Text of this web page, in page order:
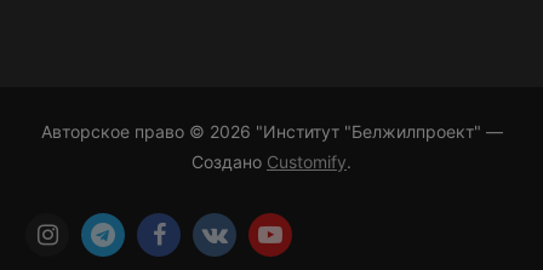
Авторское право © 2026 "Институт "Белжилпроект" —
Создано Customify.